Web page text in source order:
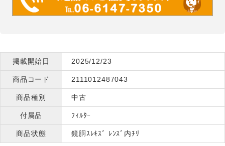
掲載開始日 2025/12/23
商品コード 2111012487043
商品種別 中古
付属品 ﾌｨﾙﾀｰ
商品状態 鏡胴ｽﾚｷｽﾞ ﾚﾝｽﾞ内ﾁﾘ